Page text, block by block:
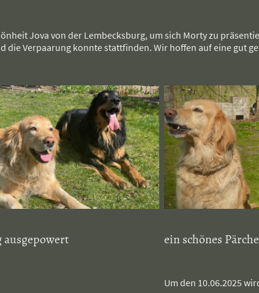
Jova von der Lembecksburg, um sich Morty zu
die Verpaarung konnte stattfinden. Wir hoffen auf eine gut
ausgepowert ein schönes
Um den 10.06.2025